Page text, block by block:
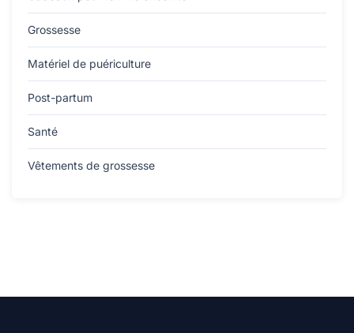
Grossesse
Matériel de puériculture
Post-partum
Santé
Vêtements de grossesse